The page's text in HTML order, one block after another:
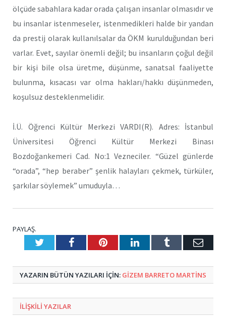
ölçüde sabahlara kadar orada çalışan insanlar olmasıdır ve
bu insanlar istenmeseler, istenmedikleri halde bir yandan
da prestij olarak kullanılsalar da ÖKM kurulduğundan beri
varlar. Evet, sayılar önemli değil; bu insanların çoğul değil
bir kişi bile olsa üretme, düşünme, sanatsal faaliyette
bulunma, kısacası var olma hakları/hakkı düşünmeden,
koşulsuz desteklenmelidir.
İ.Ü. Öğrenci Kültür Merkezi VARDI(R). Adres: İstanbul
Üniversitesi Öğrenci Kültür Merkezi Binası
Bozdoğankemeri Cad. No:1 Vezneciler. “Güzel günlerde
“orada”, “hep beraber” şenlik halayları çekmek, türküler,
şarkılar söylemek” umuduyla…
PAYLAŞ.
TwitterFacebookPinterestLinkedInTumblr E-
YAZARIN BÜTÜN YAZILARI IÇIN: GIZEM BARRETO MARTINS
ILIŞKILI YAZILAR